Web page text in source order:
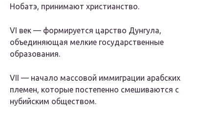
Нобатэ, принимают христианство.
VI век — формируется царство Дунгула,
объединяющая мелкие государственные
образования.
VII — начало массовой иммиграции арабских
племен, которые постепенно смешиваются с
нубийским обществом.